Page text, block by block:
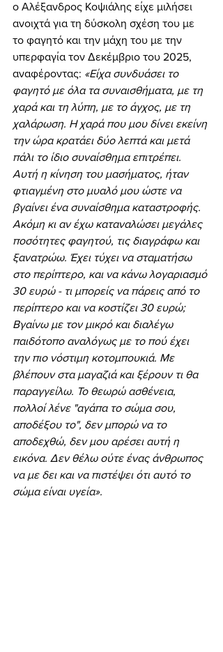
ο Αλέξανδρος Κοψιάλης είχε μιλήσει
ανοιχτά για τη δύσκολη σχέση του με
το φαγητό και την μάχη του με την
υπερφαγία τον Δεκέμβριο του 2025,
αναφέροντας: «Είχα συνδυάσει το
φαγητό με όλα τα συναισθήματα, με τη
χαρά και τη λύπη, με το άγχος, με τη
χαλάρωση. Η χαρά που μου δίνει εκείνη
την ώρα κρατάει δύο λεπτά και μετά
πάλι το ίδιο συναίσθημα επιτρέπει.
Αυτή η κίνηση του μασήματος, ήταν
φτιαγμένη στο μυαλό μου ώστε να
βγαίνει ένα συναίσθημα καταστροφής.
Ακόμη κι αν έχω καταναλώσει μεγάλες
ποσότητες φαγητού, τις διαγράφω και
ξανατρώω. Έχει τύχει να σταματήσω
στο περίπτερο, και να κάνω λογαριασμό
30 ευρώ - τι μπορείς να πάρεις από το
περίπτερο και να κοστίζει 30 ευρώ;
Βγαίνω με τον μικρό και διαλέγω
παιδότοπο αναλόγως με το πού έχει
την πιο νόστιμη κοτομπουκιά. Με
βλέπουν στα μαγαζιά και ξέρουν τι θα
παραγγείλω. Το θεωρώ ασθένεια,
πολλοί λένε "αγάπα το σώμα σου,
αποδέξου το", δεν μπορώ να το
αποδεχθώ, δεν μου αρέσει αυτή η
εικόνα. Δεν θέλω ούτε ένας άνθρωπος
να με δει και να πιστέψει ότι αυτό το
σώμα είναι υγεία».